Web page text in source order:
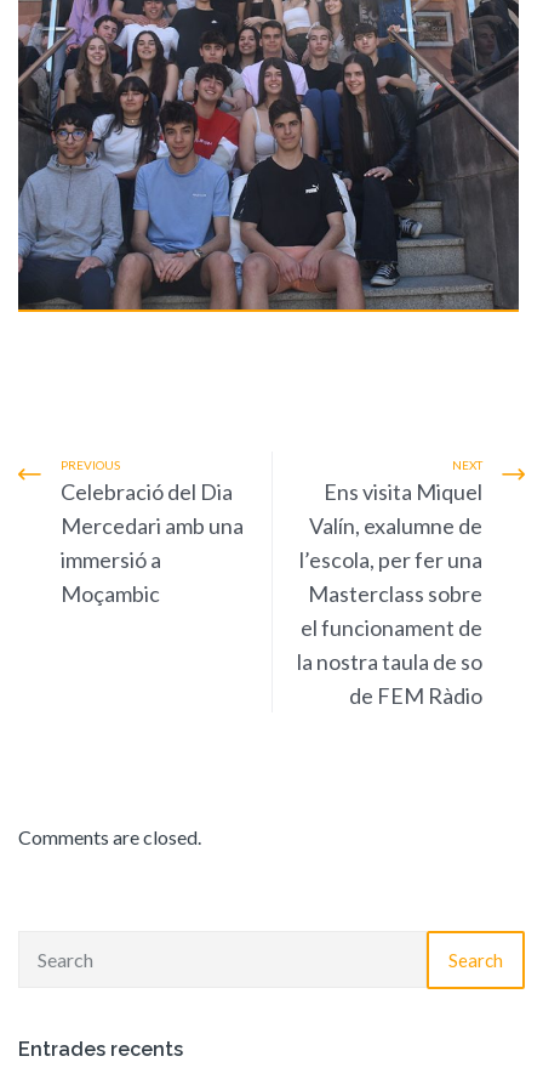
PREVIOUS
Celebració del Dia
Mercedari amb una
immersió a
Moçambic
NEXT
Ens visita Miquel
Valín, exalumne de
l’escola, per fer una
Masterclass sobre
el funcionament de
la nostra taula de so
de FEM Ràdio
Comments are closed.
Search
Entrades recents